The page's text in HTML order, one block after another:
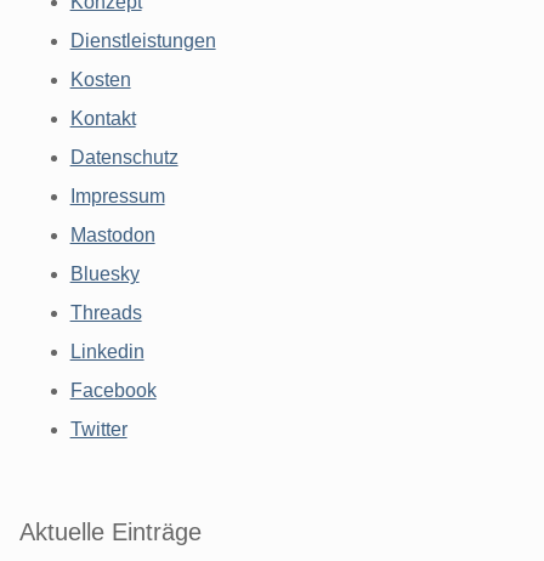
Dienstleistungen
Kosten
Kontakt
Datenschutz
Impressum
Mastodon
Bluesky
Threads
Linkedin
Facebook
Twitter
Aktuelle Einträge